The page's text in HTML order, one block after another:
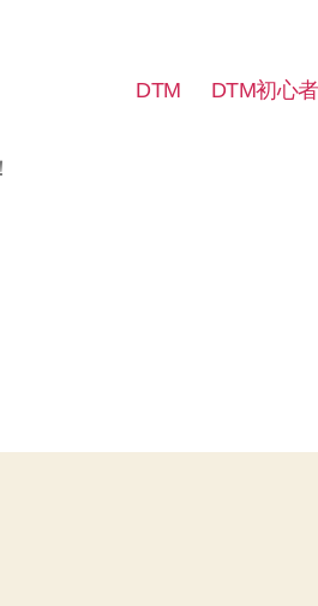
DTM DTM初心